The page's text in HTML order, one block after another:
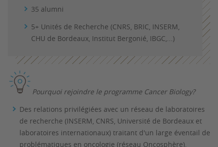
35 alumni
5+ Unités de Recherche (CNRS, BRIC, INSERM,
CHU de Bordeaux, Institut Bergonié, IBGC,...)
Pourquoi rejoindre le programme Cancer Biology?
Des relations privilégiées avec un réseau de laboratoires
de recherche (INSERM, CNRS, Université de Bordeaux et
laboratoires internationaux) traitant d'un large éventail de
problématiques en oncologie (réseau Oncosphère).